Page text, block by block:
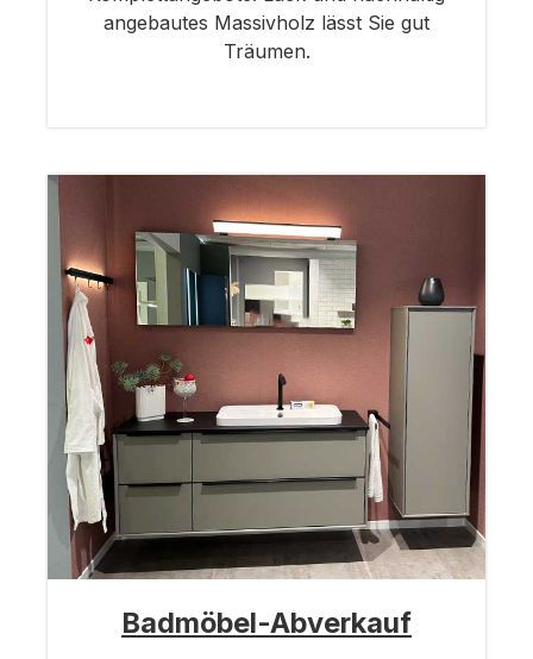
angebautes Massivholz lässt Sie gut
Träumen.
Badmöbel-Abverkauf